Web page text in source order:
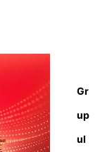
Gr
up
ul